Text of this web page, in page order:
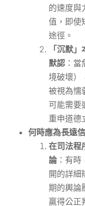
的速度與
值，即使
途徑。
「沉默
默認 ：
境破壞）
被視為懦
可能需要
重申道德
何時應為長遠
在司法程
論 ：有
開的詳細
期的輿論
贏得公正